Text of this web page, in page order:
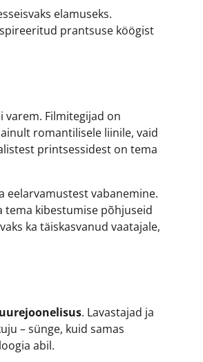
elamuseks.
prantsuse köögist
varem. Filmitegijad on
romantilisele liinile, vaid
printsessidest on tema
eelarvamustest vabanemine.
tema kibestumise põhjuseid
ka täiskasvanud vaatajale,
. Lavastajad ja
– sünge, kuid samas
abil.